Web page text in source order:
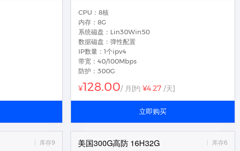
CPU：8核
内存：8G
系统磁盘：Lin30Win50
数据磁盘：弹性配置
IP数量：1个ipv4
带宽：40/100Mbps
防护：300G
¥128.00/ 月 [约¥4.27 /天]
立即购买
库存9 美国300G高防 16H32G 库存6